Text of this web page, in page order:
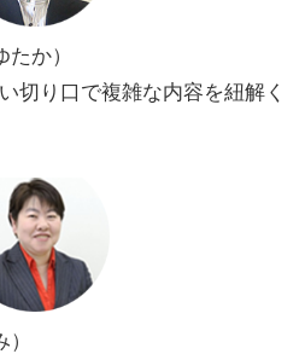
か）
切り口で複雑な内容を紐解く